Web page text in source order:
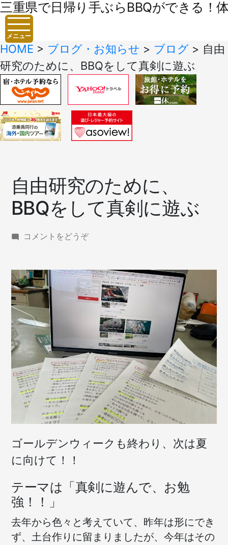
三重県で日帰り手ぶらBBQができる！
メニュー
HOME > ブログ・お知らせ > ブログ > 自由
研究のために、BBQをして真剣に遊ぶ
自由研究のために、
BBQをして真剣に遊ぶ
コメントをどうぞ(自
究
の
た
め
に、
BBQ
し
て
真
剣
に
遊
ぶ)
ゴールデンウィークも終わり、次は夏
に向けて！！
テーマは「真剣に遊んで、お勉
強！！」
去年から色々と考えていて、昨年は形にでき
ず、土台作りに留まりましたが、今年はその